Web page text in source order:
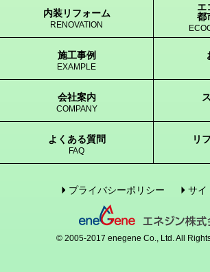
内装リフォーム
RENOVATION
エ
都
施工事例
EXAMPLE
会社案内
COMPANY
よくある質問
FAQ
リ
プライバシーポリシー サイ
© 2005-2017 enegene Co., Ltd. All